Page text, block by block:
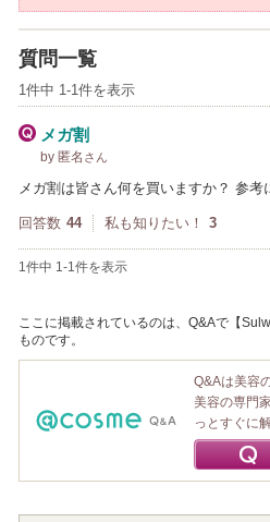
質問一覧
1件中 1-1件を表示
メガ割
by 匿名 さん
メガ割は皆さん何を買いますか？ 参
回答数 44 私も知りたい！ 3
1件中 1-1件を表示
ここに掲載されているのは、Q&Aで【
ものです。
Q&Aは美容
美容の専門
っとすぐに